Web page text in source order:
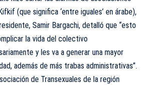
(que significa ‘entre iguales’ en árabe),
Samir Bargachi, detalló que “esto
la vida del colectivo
y les va a generar una mayor
además de más trabas administrativas”.
de Transexuales de la región